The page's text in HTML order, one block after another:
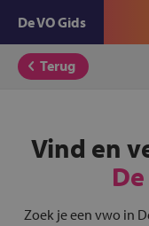
De VO Gids
Terug
Vind en
Zoek je een vwo in